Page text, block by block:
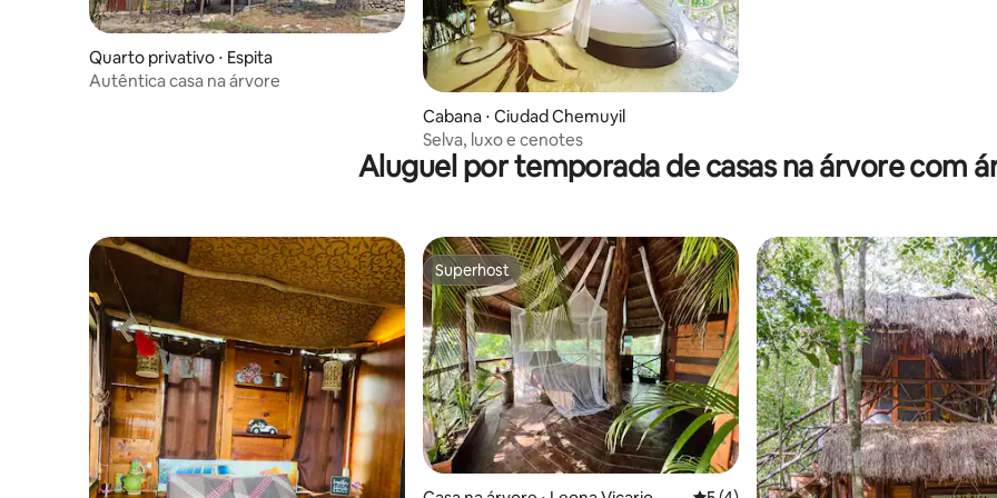
Quarto privativo ⋅ Espita
Autêntica casa na árvore
Cabana ⋅ Ciudad Chemuyil
Selva, luxo e cenotes
Aluguel por temporada de casas na árvore com
Superhost
Superhost